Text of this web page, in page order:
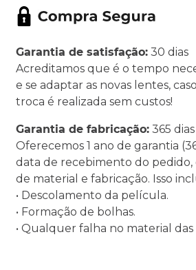
Garantia de satisfação: 30 dias
Acreditamos que é o tempo
e se adaptar as novas lentes,
troca é realizada sem custos!
Garantia de fabricação: 365 dias
Oferecemos 1 ano de garantia
data de recebimento do
de material e fabricação. Isso
• Descolamento da película.
• Formação de bolhas.
• Qualquer falha no material das